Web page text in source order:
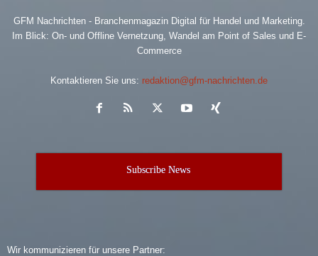
GFM Nachrichten - Branchenmagazin Digital für Handel und Marketing.
Im Blick: On- und Offline Vernetzung, Wandel am Point of Sales und E-
Commerce
Kontaktieren Sie uns: redaktion@gfm-nachrichten.de
Subscribe News
Wir kommunizieren für unsere Partner: